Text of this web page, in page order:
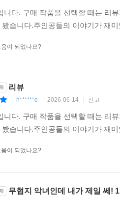
니다. 구매 작품을 선택할 때는 리
봤습니다.주인공들의 이야기가 재
이 되었나요?
리뷰
h******e 2026-06-14 신고
니다. 구매 작품을 선택할 때는 리
봤습니다.주인공들의 이야기가 재
이 되었나요?
무협지 악녀인데 내가 제일 쎄!